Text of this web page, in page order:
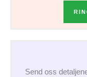
Send oss